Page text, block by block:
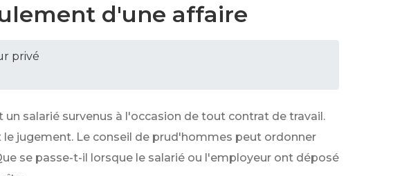
d'une affaire
privé
salarié survenus à l'occasion de tout contrat de travail.
le jugement. Le conseil de prud'hommes peut ordonner
se passe-t-il lorsque le salarié ou l'employeur ont déposé